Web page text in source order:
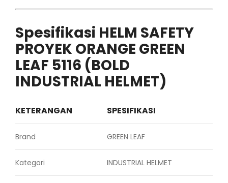
Spesifikasi HELM SAFETY
PROYEK ORANGE GREEN
LEAF 5116 (BOLD
INDUSTRIAL HELMET)
KETERANGAN SPESIFIKASI
Brand GREEN LEAF
Kategori INDUSTRIAL HELMET